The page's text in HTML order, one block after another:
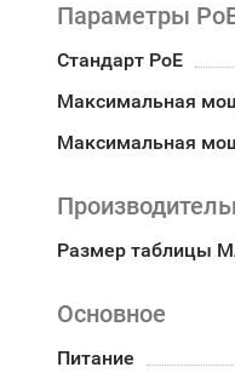
Параметры
Стандарт PoE
Максимальная
Максимальная
Размер таблицы
Основное
Питание